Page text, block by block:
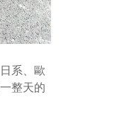
系、歐
整天的